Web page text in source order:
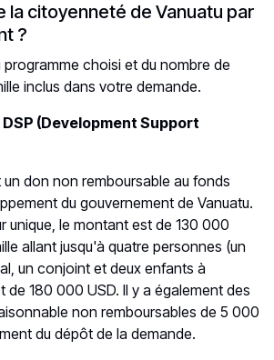
la citoyenneté de Vanuatu par
?
choisi et du nombre de
inclus dans votre demande.
(Development Support
don non remboursable au fonds
du gouvernement de Vanuatu.
unique, le montant est de 130 000
allant jusqu'à quatre personnes (un
un conjoint et deux enfants à
de 180 000 USD. Il y a également des
non remboursables de 5 000
du dépôt de la demande.